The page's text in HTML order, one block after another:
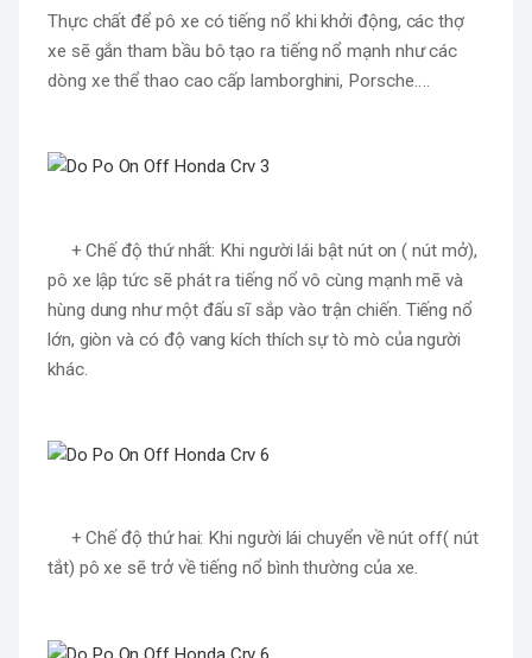
Thực chất để pô xe có tiếng nổ khi khởi động, các thợ
xe sẽ gắn tham bầu bô tạo ra tiếng nổ mạnh như các
dòng xe thể thao cao cấp lamborghini, Porsche….
pô xe lập tức sẽ phát ra tiếng nổ vô cùng mạnh mẽ và
hùng dung như một đấu sĩ sắp vào trận chiến. Tiếng nổ
lớn, giòn và có độ vang kích thích sự tò mò của người
khác.
tắt) pô xe sẽ trở về tiếng nổ bình thường của xe.